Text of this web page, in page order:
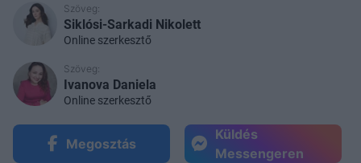
Szöveg:
Siklósi-Sarkadi Nikolett
Online szerkesztő
Szöveg:
Ivanova Daniela
Online szerkesztő
Megosztás
Küldés
Messengeren